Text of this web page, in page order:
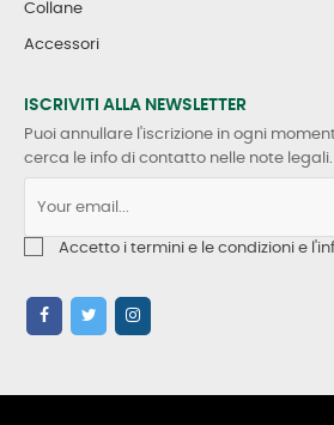
Collane
Accessori
ISCRIVITI ALLA NEWSLETTER
Puoi annullare l'iscrizione in ogni
cerca le info di contatto nelle note legali.
Accetto i termini e le condizioni e